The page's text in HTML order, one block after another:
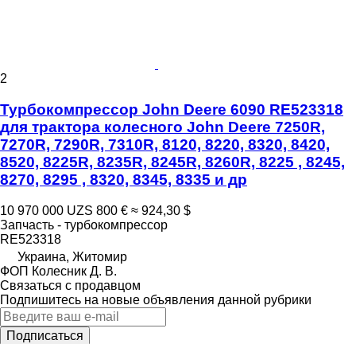
2
Турбокомпрессор John Deere 6090 RE523318
для трактора колесного John Deere 7250R,
7270R, 7290R, 7310R, 8120, 8220, 8320, 8420,
8520, 8225R, 8235R, 8245R, 8260R, 8225 , 8245,
8270, 8295 , 8320, 8345, 8335 и др
10 970 000 UZS 800 € ≈ 924,30 $
Запчасть - турбокомпрессор
RE523318
Украина, Житомир
ФОП Колесник Д. В.
Связаться с продавцом
Подпишитесь на новые объявления данной рубрики
Подписаться